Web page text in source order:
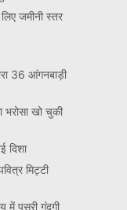
जमीनी स्तर
36 आंगनबाड़ी
खो चुकी
दिशा
मिट्टी
में पसरी गंदगी